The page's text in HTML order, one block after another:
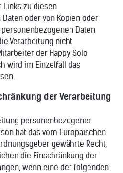
Links zu diesen
oder von Kopien oder
Daten
Verarbeitung nicht
der Happy Solo
wird im Einzelfall das
der Verarbeitung
personenbezogener
hat das vom Europäischen
gewährte Recht,
die Einschränkung der
wenn eine der folgenden